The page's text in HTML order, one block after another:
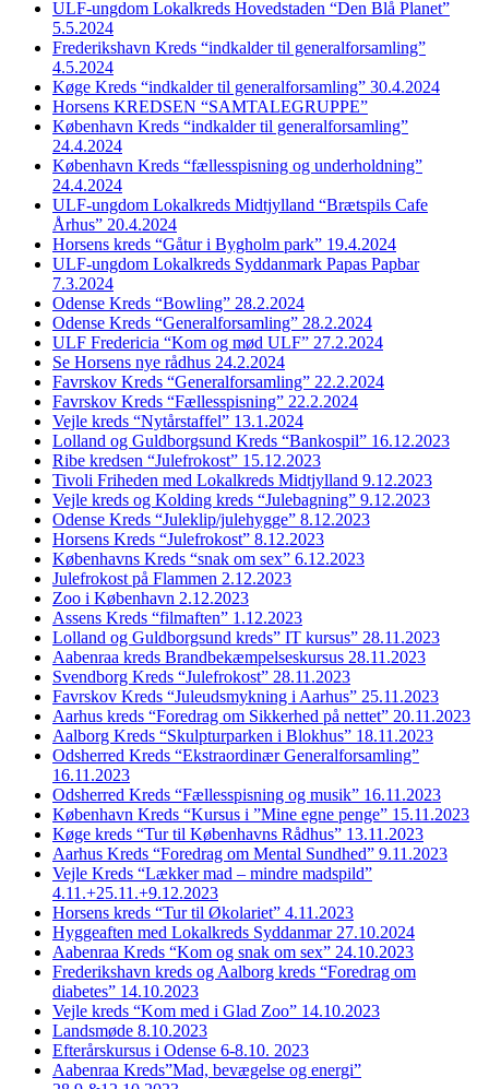
ULF-ungdom Lokalkreds Hovedstaden “Den Blå Planet”
5.5.2024
Frederikshavn Kreds “indkalder til generalforsamling”
4.5.2024
Køge Kreds “indkalder til generalforsamling” 30.4.2024
Horsens KREDSEN “SAMTALEGRUPPE”
København Kreds “indkalder til generalforsamling”
24.4.2024
København Kreds “fællesspisning og underholdning”
24.4.2024
ULF-ungdom Lokalkreds Midtjylland “Brætspils Cafe
Århus” 20.4.2024
Horsens kreds “Gåtur i Bygholm park” 19.4.2024
ULF-ungdom Lokalkreds Syddanmark Papas Papbar
7.3.2024
Odense Kreds “Bowling” 28.2.2024
Odense Kreds “Generalforsamling” 28.2.2024
ULF Fredericia “Kom og mød ULF” 27.2.2024
Se Horsens nye rådhus 24.2.2024
Favrskov Kreds “Generalforsamling” 22.2.2024
Favrskov Kreds “Fællesspisning” 22.2.2024
Vejle kreds “Nytårstaffel” 13.1.2024
Lolland og Guldborgsund Kreds “Bankospil” 16.12.2023
Ribe kredsen “Julefrokost” 15.12.2023
Tivoli Friheden med Lokalkreds Midtjylland 9.12.2023
Vejle kreds og Kolding kreds “Julebagning” 9.12.2023
Odense Kreds “Juleklip/julehygge” 8.12.2023
Horsens Kreds “Julefrokost” 8.12.2023
Københavns Kreds “snak om sex” 6.12.2023
Julefrokost på Flammen 2.12.2023
Zoo i København 2.12.2023
Assens Kreds “filmaften” 1.12.2023
Lolland og Guldborgsund kreds” IT kursus” 28.11.2023
Aabenraa kreds Brandbekæmpelseskursus 28.11.2023
Svendborg Kreds “Julefrokost” 28.11.2023
Favrskov Kreds “Juleudsmykning i Aarhus” 25.11.2023
Aarhus kreds “Foredrag om Sikkerhed på nettet” 20.11.2023
Aalborg Kreds “Skulpturparken i Blokhus” 18.11.2023
Odsherred Kreds “Ekstraordinær Generalforsamling”
16.11.2023
Odsherred Kreds “Fællesspisning og musik” 16.11.2023
København Kreds “Kursus i ”Mine egne penge” 15.11.2023
Køge kreds “Tur til Københavns Rådhus” 13.11.2023
Aarhus Kreds “Foredrag om Mental Sundhed” 9.11.2023
Vejle Kreds “Lækker mad – mindre madspild”
4.11.+25.11.+9.12.2023
Horsens kreds “Tur til Økolariet” 4.11.2023
Hyggeaften med Lokalkreds Syddanmar 27.10.2024
Aabenraa Kreds “Kom og snak om sex” 24.10.2023
Frederikshavn kreds og Aalborg kreds “Foredrag om
diabetes” 14.10.2023
Vejle kreds “Kom med i Glad Zoo” 14.10.2023
Landsmøde 8.10.2023
Efterårskursus i Odense 6-8.10. 2023
Aabenraa Kreds”Mad, bevægelse og energi”